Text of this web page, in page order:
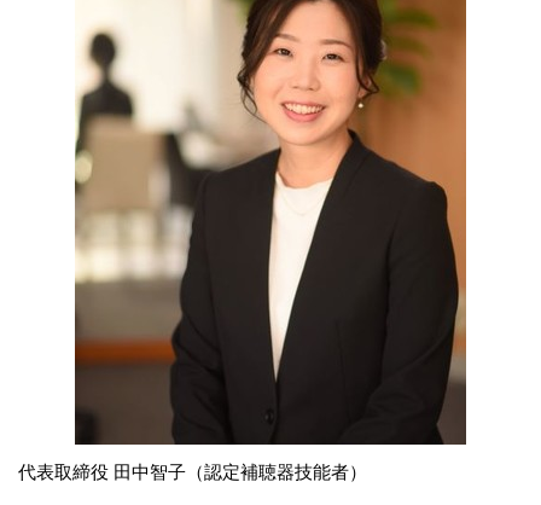
代表取締役 田中智子（認定補聴器技能者）